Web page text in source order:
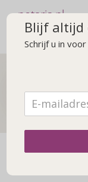
notaris.nl
De
Achtergrond
Een
Blijf altijd
Schrijf u in